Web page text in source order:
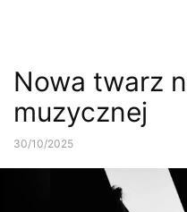
Nowa twarz
muzycznej
30/10/2025